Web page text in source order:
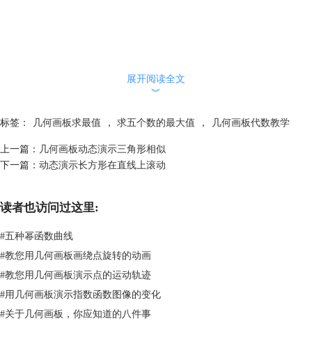
展开阅读全文
︾
标签： 几何画板求最值 ， 求五个数的最大值 ， 几何画板代数教学
上一篇： 几何画板动态演示三角形相似
下一篇： 动态演示长方形在直线上滚动
读者也访问过这里:
#五种幂函数曲线
#教您用几何画板画绕点旋转的动画
#教您用几何画板演示点的运动轨迹
#用几何画板演示指数函数图像的变化
#关于几何画板，你应知道的八件事